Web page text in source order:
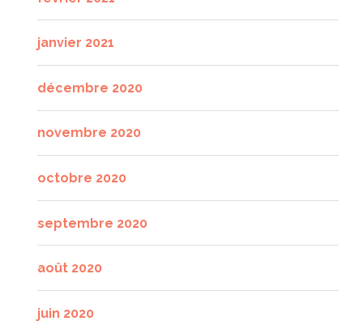
janvier 2021
décembre 2020
novembre 2020
octobre 2020
septembre 2020
août 2020
juin 2020